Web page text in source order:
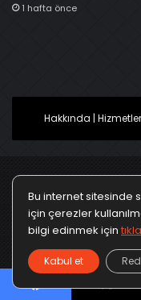
1 hafta önce
Hakkında | Hizmetler
Ana Sayfa
Kullanım Koşulları
Bu internet sitesinde
için çerezler
bilgi edinmek için
Kabul et